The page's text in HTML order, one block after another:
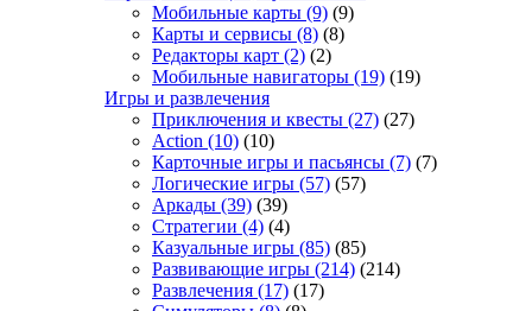
Мобильные карты (9) (9)
Карты и сервисы (8) (8)
Редакторы карт (2) (2)
Мобильные навигаторы (19) (19)
Игры и развлечения
Приключения и квесты (27) (27)
Action (10) (10)
Карточные игры и пасьянсы (7) (7)
Логические игры (57) (57)
Аркады (39) (39)
Стратегии (4) (4)
Казуальные игры (85) (85)
Развивающие игры (214) (214)
Развлечения (17) (17)